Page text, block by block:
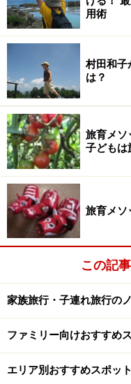
森林スポーツ公園で、
た！グループ旅行にもお
ン、近くにヤギの小
には、野球場やサッカ
大きなすべり台！
さらに、乗馬クラブ「
れいな馬を観たり、ポ
が家の3歳児もちゃん
家の2歳の男の子も乗
3歳、初のポニー体験で
※記事内容は執筆時点の
い。
用術
村田和子
は？
旅育メソ
子どもは
旅育メソ
この記
家族旅行・子連れ旅行の
ファミリー向けおすすめ
エリア別おすすめスポット